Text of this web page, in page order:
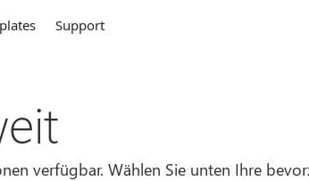
Support
verfügbar. Wählen Sie unten Ihre